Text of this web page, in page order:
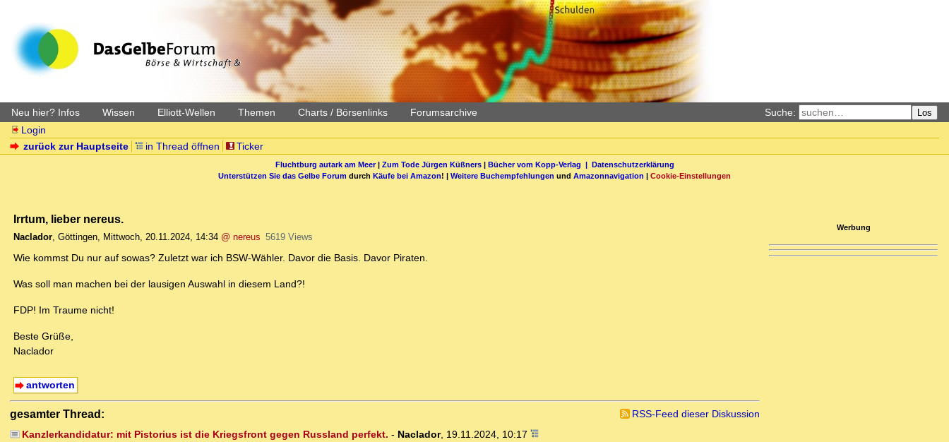
Neu hier? Infos Wissen Elliott-Wellen Themen Charts / Börsenlinks Forumsarchive Suche: Los
Login
zurück zur Hauptseite
in Thread öffnen Ticker
Fluchtburg autark am Meer| Zum Tode Jürgen Küßners| Bücher vom Kopp-Verlag | Datenschutzerklärung
Unterstützen Sie das Gelbe Forum durch Käufe bei Amazon! | Weitere Buchempfehlungen und Amazonnavigation | Cookie-Einstellungen
Irrtum, lieber nereus.
Naclador, Göttingen, Mittwoch, 20.11.2024, 14:34 @ nereus 5619 Views
Wie kommst Du nur auf sowas? Zuletzt war ich BSW-Wähler. Davor die Basis. Davor Piraten.
Was soll man machen bei der lausigen Auswahl in diesem Land?!
FDP! Im Traume nicht!
Beste Grüße,
Naclador
antworten
gesamter Thread:
RSS-Feed dieser Diskussion
Kanzlerkandidatur: mit Pistorius ist die Kriegsfront gegen Russland perfekt. - Naclador, 19.11.2024, 10:17
Werbung